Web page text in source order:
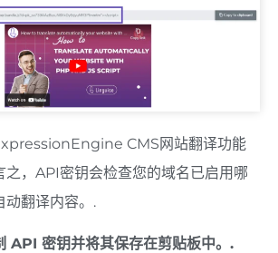
CMS网站翻译功能
之，API密钥会检查您的域名已启用哪
动翻译内容。.
API 密钥并将其保存在剪贴板中。.